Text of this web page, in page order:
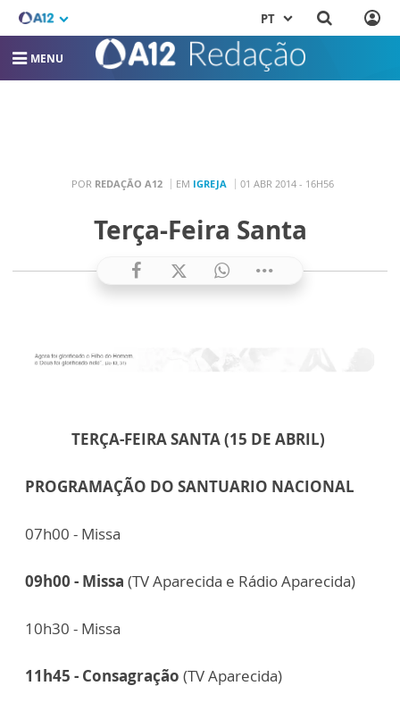
PT
MENU
POR REDAÇÃO A12 EM IGREJA 01 ABR 2014 - 16H56
Terça-Feira Santa
TERÇA-FEIRA SANTA (15 DE ABRIL)
PROGRAMAÇÃO DO SANTUARIO NACIONAL
07h00 - Missa
09h00 - Missa (TV Aparecida e Rádio Aparecida)
10h30 - Missa
11h45 - Consagração (TV Aparecida)